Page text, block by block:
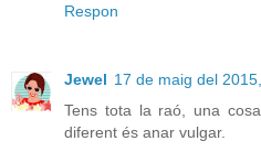
Respon
Jewel 17 de maig del
Tens tota la raó, una
diferent és anar vulgar.